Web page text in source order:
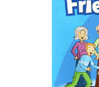
Ngày hết hạn: